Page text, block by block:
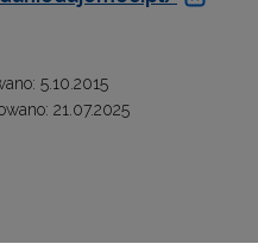
5.10.2015
21.07.2025